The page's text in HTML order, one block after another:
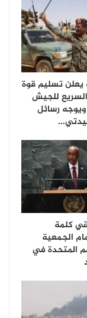
يعلن تسليم قوة
للجيش
رسائل
كلمة
الجمعية
المتحدة في